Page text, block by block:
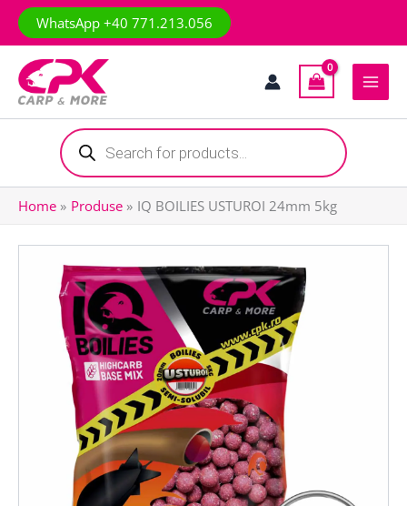
Skip
WhatsApp +40 771.213.056
Products
search
Home Produse IQ BOILIES USTUROI 24mm 5kg